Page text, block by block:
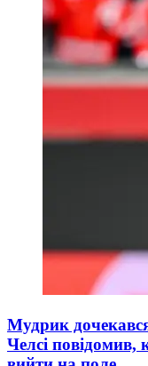
Мудрик
Челсі повідомив,